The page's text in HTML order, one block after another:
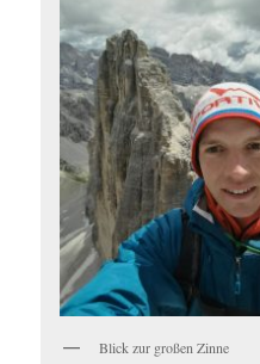
Blick zur großen Zinne